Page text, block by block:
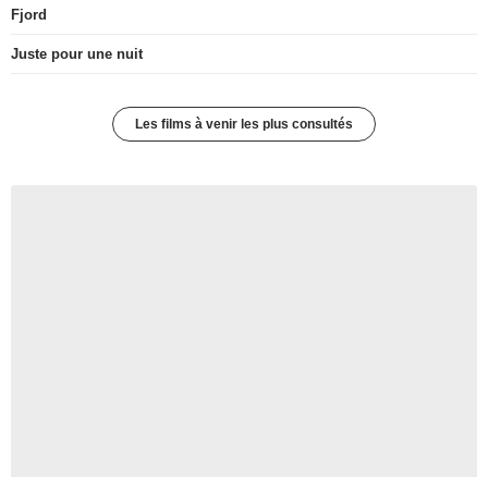
Fjord
Juste pour une nuit
Les films à venir les plus consultés